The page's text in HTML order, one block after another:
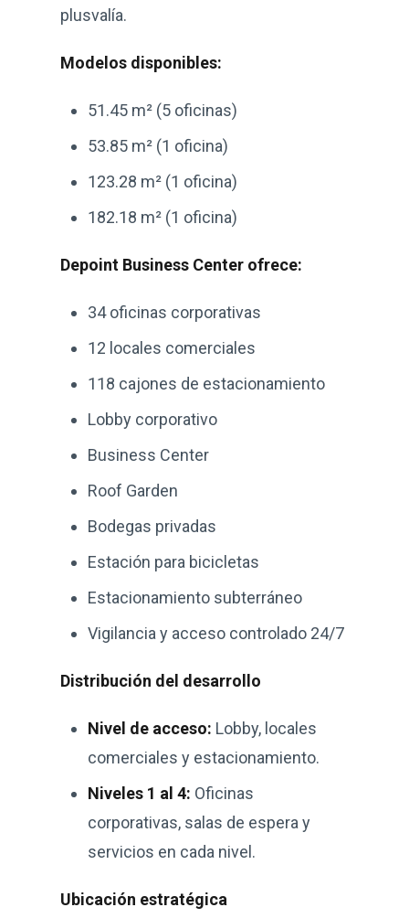
plusvalía.
Modelos disponibles:
51.45 m² (5 oficinas)
53.85 m² (1 oficina)
123.28 m² (1 oficina)
182.18 m² (1 oficina)
Depoint Business Center ofrece:
34 oficinas corporativas
12 locales comerciales
118 cajones de estacionamiento
Lobby corporativo
Business Center
Roof Garden
Bodegas privadas
Estación para bicicletas
Estacionamiento subterráneo
Vigilancia y acceso controlado 24/7
Distribución del desarrollo
Nivel de acceso: Lobby, locales
comerciales y estacionamiento.
Niveles 1 al 4: Oficinas
corporativas, salas de espera y
servicios en cada nivel.
Ubicación estratégica